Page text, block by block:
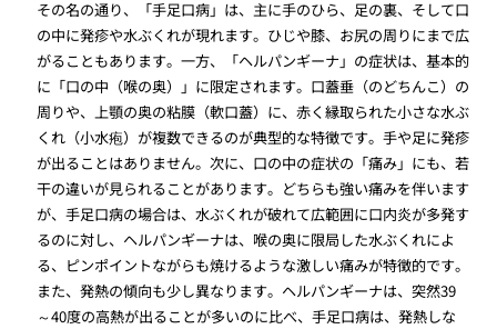
その名の通り、「手足口病」は、主に手のひら、足の裏、そして口
の中に発疹や水ぶくれが現れます。ひじや膝、お尻の周りにまで広
がることもあります。一方、「ヘルパンギーナ」の症状は、基本的
に「口の中（喉の奥）」に限定されます。口蓋垂（のどちんこ）の
周りや、上顎の奥の粘膜（軟口蓋）に、赤く縁取られた小さな水ぶ
くれ（小水疱）が複数できるのが典型的な特徴です。手や足に発疹
が出ることはありません。次に、口の中の症状の「痛み」にも、若
干の違いが見られることがあります。どちらも強い痛みを伴います
が、手足口病の場合は、水ぶくれが破れて広範囲に口内炎が多発す
るのに対し、ヘルパンギーナは、喉の奥に限局した水ぶくれによ
る、ピンポイントながらも焼けるような激しい痛みが特徴的です。
また、発熱の傾向も少し異なります。ヘルパンギーナは、突然39
～40度の高熱が出ることが多いのに比べ、手足口病は、発熱しな